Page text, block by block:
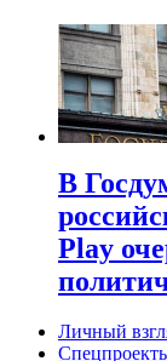
В
Play
Личный